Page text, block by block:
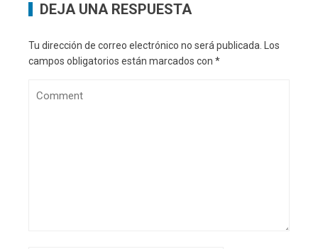
DEJA UNA RESPUESTA
Tu dirección de correo electrónico no será publicada. Los
campos obligatorios están marcados con *